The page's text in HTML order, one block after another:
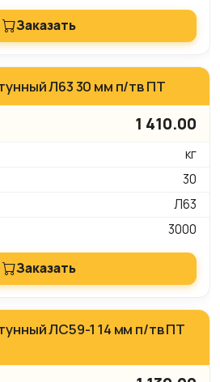
Заказать
Л63 30 мм п/тв ПТ
1 410.00
кг
30
Л63
3000
Заказать
ЛС59-1 14 мм п/тв ПТ